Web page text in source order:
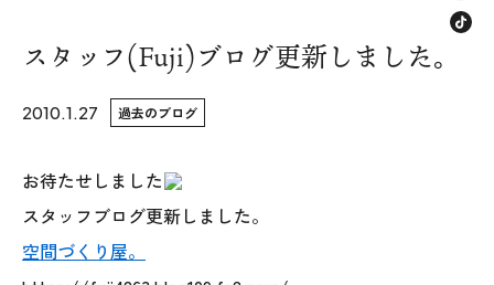
お知らせ
ISSH糸魚川住宅認定基準
スタッフ(Fuji)ブログ更新しました。
2010.1.27 過去のブログ
お待たせしました
スタッフブログ更新しました。
空間づくり屋。